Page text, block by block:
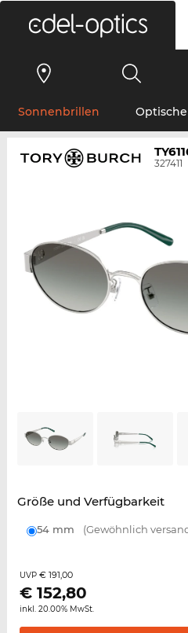
Sonnenbrillen
327411
Größe und Verfügbarkeit
54 mm (Gewöhnlich
UVP € 191,00
€ 152,80
inkl. 20.00% MwSt.